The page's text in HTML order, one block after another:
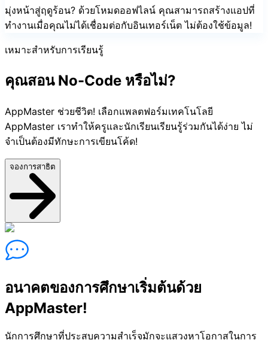
มุ่งหน้าสู่ฤดูร้อน? ด้วยโหมดออฟไลน์ คุณสามารถสร้างแอปที่
ทำงานเมื่อคุณไม่ได้เชื่อมต่อกับอินเทอร์เน็ต ไม่ต้องใช้ข้อมูล! ⁣
เหมาะสำหรับการเรียนรู้
คุณสอน No-Code หรือไม่?
AppMaster ช่วยชีวิต! เลือกแพลตฟอร์มเทคโนโลยี
AppMaster เราทำให้ครูและนักเรียนเรียนรู้ร่วมกันได้ง่าย ไม่
จำเป็นต้องมีทักษะการเขียนโค้ด!
จองการสาธิต
อนาคตของการศึกษาเริ่มต้นด้วย
AppMaster!
นักการศึกษาที่ประสบความสำเร็จมักจะแสวงหาโอกาสในการ